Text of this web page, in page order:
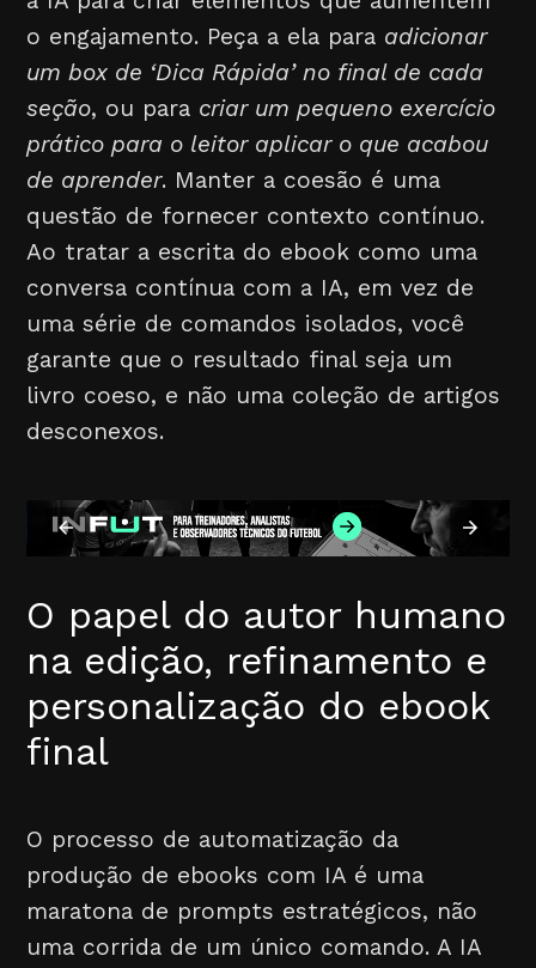
o engajamento. Peça a ela para adicionar
um box de ‘Dica Rápida’ no final de cada
seção, ou para criar um pequeno exercício
prático para o leitor aplicar o que acabou
de aprender. Manter a coesão é uma
questão de fornecer contexto contínuo.
Ao tratar a escrita do ebook como uma
conversa contínua com a IA, em vez de
uma série de comandos isolados, você
garante que o resultado final seja um
livro coeso, e não uma coleção de artigos
desconexos.
O papel do autor humano
na edição, refinamento e
personalização do ebook
final
O processo de automatização da
produção de ebooks com IA é uma
maratona de prompts estratégicos, não
uma corrida de um único comando. A IA